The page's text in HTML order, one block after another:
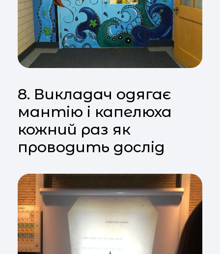
8. Викладач одягає
мантію і капелюха
кожний раз як
проводить дослід